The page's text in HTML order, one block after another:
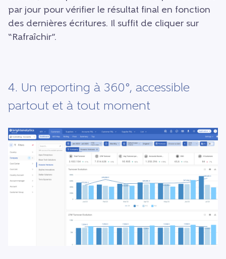
par jour pour vérifier le résultat final en fonction
des dernières écritures. Il suffit de cliquer sur
“Rafraîchir”.
4. Un reporting à 360°, accessible
partout et à tout moment